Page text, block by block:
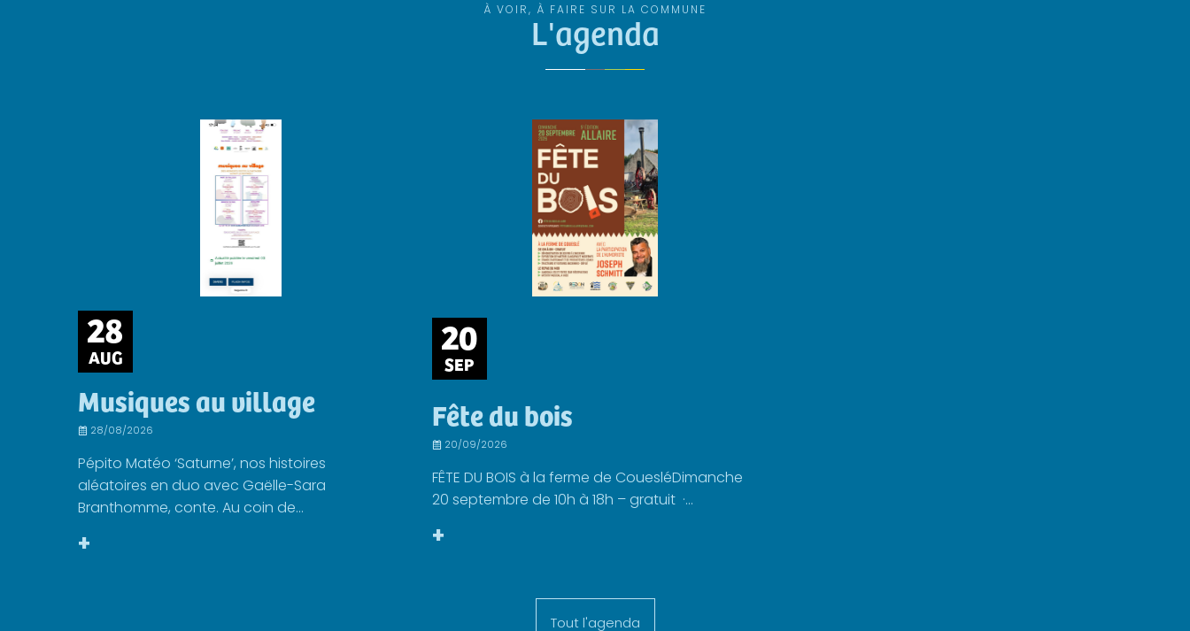
À VOIR, À FAIRE SUR LA COMMUNE
L'agenda
28
AUG
Musiques au village
28/08/2026
Pépito Matéo ‘Saturne’, nos histoires
aléatoires en duo avec Gaëlle-Sara
Branthomme, conte. Au coin de...
+
20
SEP
Fête du bois
20/09/2026
FÊTE DU BOIS à la ferme de CouesléDimanche
20 septembre de 10h à 18h – gratuit ·...
+
Tout l'agenda